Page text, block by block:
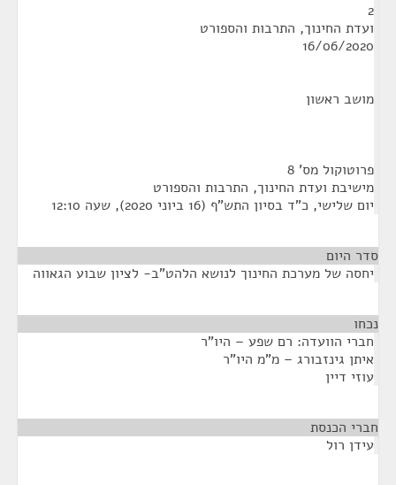
2
ועדת החינוך, התרבות והספורט
16/06/2020
מושב ראשון
פרוטוקול מס' 8
מישיבת ועדת החינוך, התרבות והספורט
יום שלישי, כ"ד בסיון התש"ף (16 ביוני 2020), שעה 12:10
סדר היום
יחסה של מערכת החינוך לנושא הלהט"ב- לציון שבוע הגאווה
נכחו
חברי הוועדה: רם שפע – היו"ר
איתן גינזבורג – מ"מ היו"ר
עוזי דיין
חברי הכנסת
עידן רול